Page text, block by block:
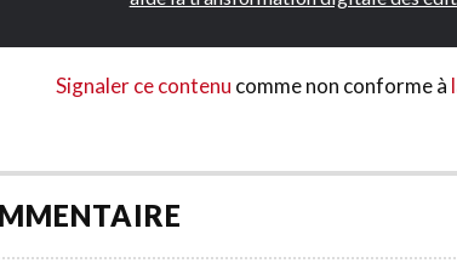
Signaler ce contenu comme non conforme à